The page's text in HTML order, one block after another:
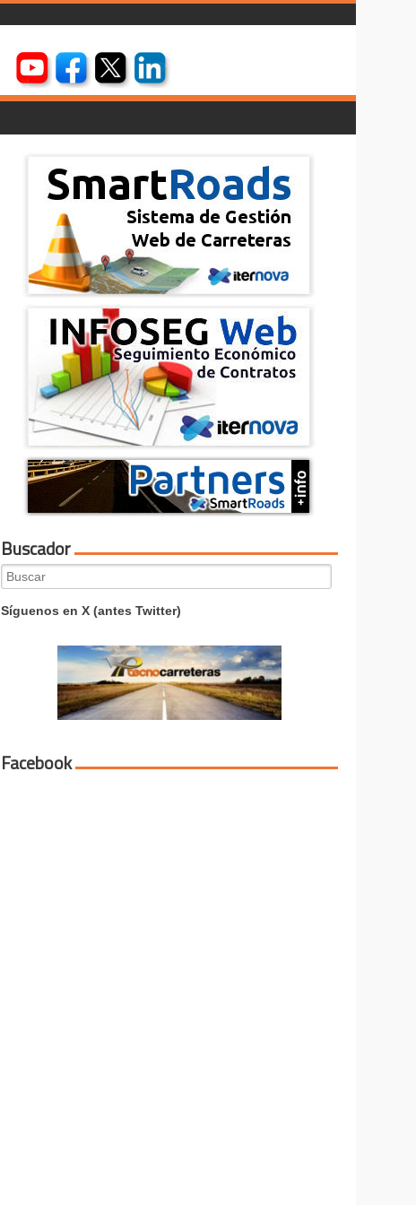
Buscador
Search
for:
Síguenos en X (antes Twitter)
Facebook